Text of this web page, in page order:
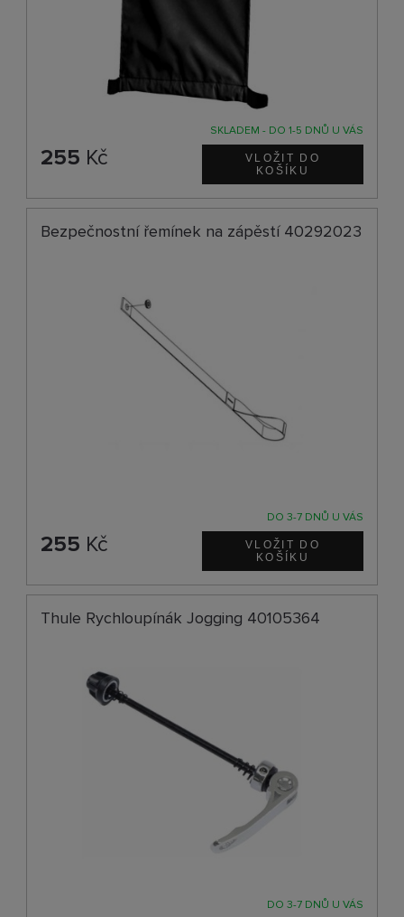
SKLADEM - DO 1-5 DNŮ U VÁS
255 Kč
Bezpečnostní řemínek na zápěstí 40292023
DO 3-7 DNŮ U VÁS
255 Kč
Thule Rychloupínák Jogging 40105364
DO 3-7 DNŮ U VÁS